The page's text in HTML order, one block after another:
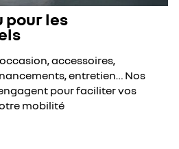
pour les
accessoires,
entretien… Nos
pour faciliter vos
mobilité